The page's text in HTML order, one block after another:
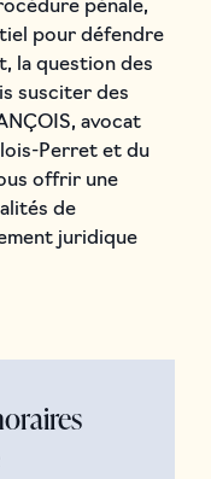
pénale,
pour défendre
la question des
susciter des
avocat
Perret et du
offrir une
de
juridique